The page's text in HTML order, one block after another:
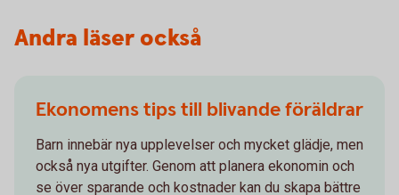
Andra läser också
Ekonomens tips till blivande föräldrar
Barn innebär nya upplevelser och mycket glädje, men
också nya utgifter. Genom att planera ekonomin och
se över sparande och kostnader kan du skapa bättre